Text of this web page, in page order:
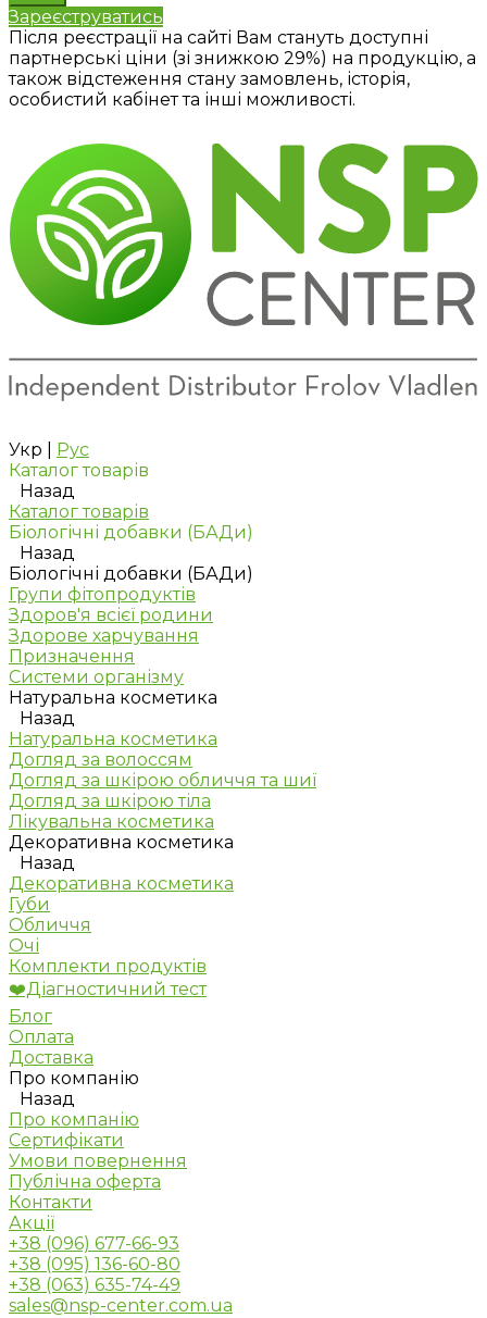
Зареєструватись
Після реєстрації на сайті Вам стануть доступні
партнерські ціни (зі знижкою 29%) на продукцію, а
також відстеження стану замовлень, історія,
особистий кабінет та інші можливості.
Укр
Рус
Каталог товарів
Назад
Каталог товарів
Біологічні добавки (БАДи)
Назад
Біологічні добавки (БАДи)
Групи фітопродуктів
Здоров'я всієї родини
Здорове харчування
Призначення
Системи організму
Натуральна косметика
Назад
Натуральна косметика
Догляд за волоссям
Догляд за шкірою обличчя та шиї
Догляд за шкірою тіла
Лікувальна косметика
Декоративна косметика
Назад
Декоративна косметика
Губи
Обличчя
Очі
Комплекти продуктів
❤️Діагностичний тест
Блог
Оплата
Доставка
Про компанію
Назад
Про компанію
Сертифікати
Умови повернення
Публічна оферта
Контакти
Акції
+38 (096) 677-66-93
+38 (095) 136-60-80
+38 (063) 635-74-49
sales@nsp-center.com.ua